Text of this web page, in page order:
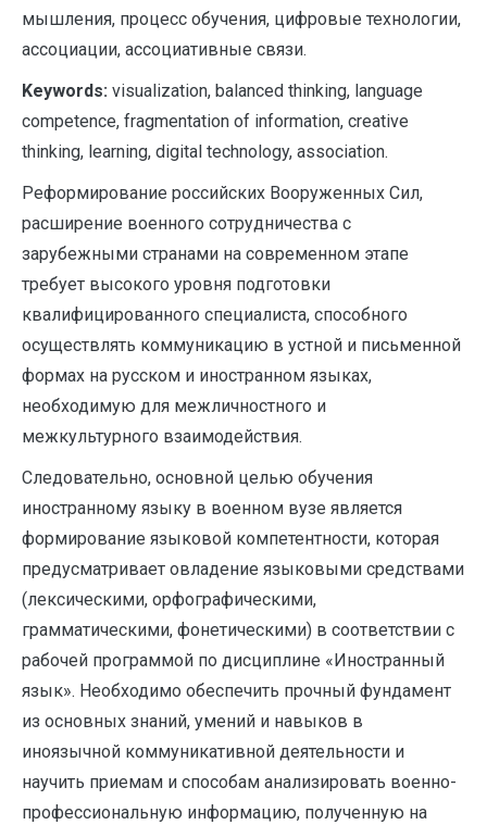
мышления, процесс обучения, цифровые технологии,
ассоциации, ассоциативные связи.
Keywords: visualization, balanced thinking, language
competence, fragmentation of information, creative
thinking, learning, digital technology, association.
Реформирование российских Вооруженных Сил,
расширение военного сотрудничества с
зарубежными странами на современном этапе
требует высокого уровня подготовки
квалифицированного специалиста, способного
осуществлять коммуникацию в устной и письменной
формах на русском и иностранном языках,
необходимую для межличностного и
межкультурного взаимодействия.
Следовательно, основной целью обучения
иностранному языку в военном вузе является
формирование языковой компетентности, которая
предусматривает овладение языковыми средствами
(лексическими, орфографическими,
грамматическими, фонетическими) в соответствии с
рабочей программой по дисциплине «Иностранный
язык». Необходимо обеспечить прочный фундамент
из основных знаний, умений и навыков в
иноязычной коммуникативной деятельности и
научить приемам и способам анализировать военно-
профессиональную информацию, полученную на